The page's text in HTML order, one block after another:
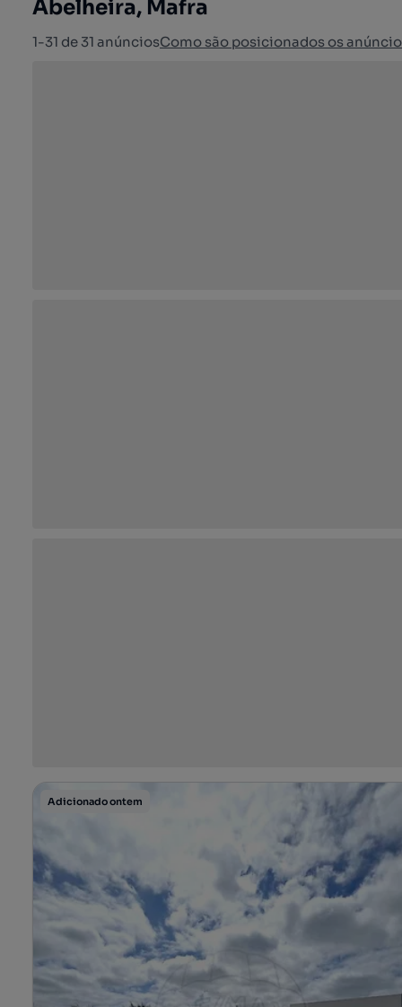
Abelheira, Mafra
1-31 de 31 anúnciosComo são posicionados os
Adicionado ontem